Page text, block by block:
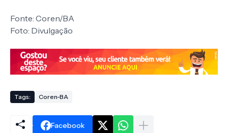
Fonte: Coren/BA
Foto: Divulgação
Tags: Coren-BA
Facebook